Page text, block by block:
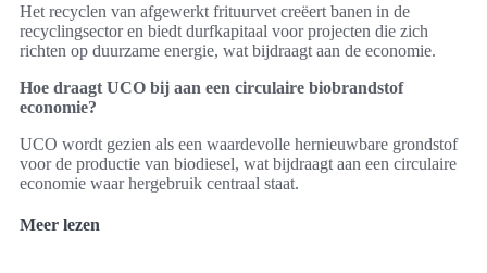
Het recyclen van afgewerkt frituurvet creëert banen in de
recyclingsector en biedt durfkapitaal voor projecten die zich
richten op duurzame energie, wat bijdraagt aan de economie.
Hoe draagt UCO bij aan een circulaire biobrandstof
economie?
UCO wordt gezien als een waardevolle hernieuwbare grondstof
voor de productie van biodiesel, wat bijdraagt aan een circulaire
economie waar hergebruik centraal staat.
Meer lezen